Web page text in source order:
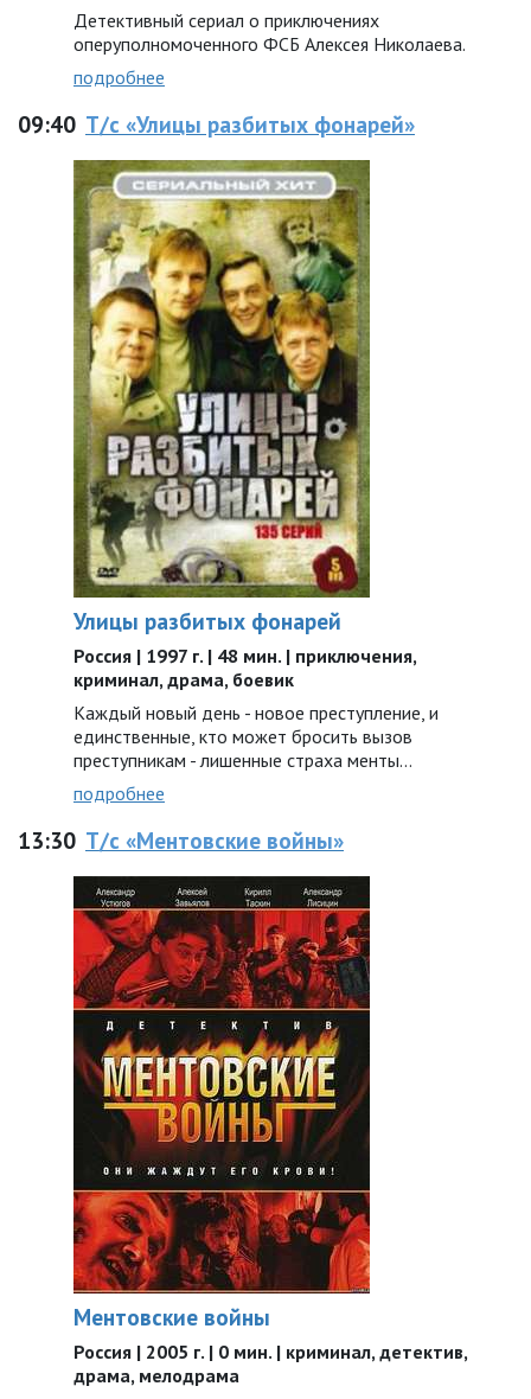
Детективный сериал о приключениях
оперуполномоченного ФСБ Алексея Николаева.
подробнее
09:40 Т/с «Улицы разбитых фонарей»
Улицы разбитых фонарей
Россия | 1997 г. | 48 мин. | приключения,
криминал, драма, боевик
Каждый новый день - новое преступление, и
единственные, кто может бросить вызов
преступникам - лишенные страха менты...
подробнее
13:30 Т/с «Ментовские войны»
Ментовские войны
Россия | 2005 г. | 0 мин. | криминал, детектив,
драма, мелодрама